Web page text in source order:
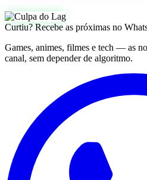
Curtiu? Recebe as próximas no
Games, animes, filmes e tech — as
canal, sem depender de algoritmo.